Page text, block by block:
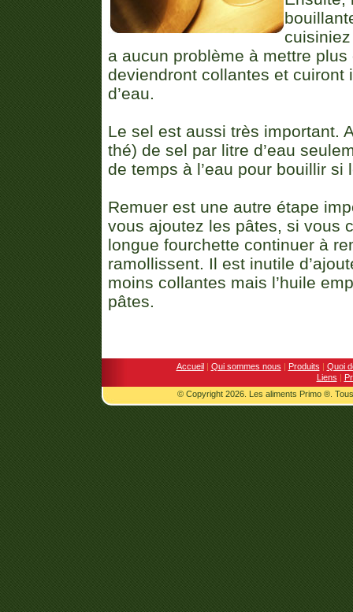
a aucun problème à mettre
deviendront collantes et cuiront
d’eau.
Le sel est aussi très important.
thé) de sel par litre d’eau
de temps à l’eau pour bouillir
Remuer est une autre étape
vous ajoutez les pâtes, si vous
longue fourchette continuer à
ramollissent. Il est inutile
moins collantes mais l’huile
pâtes.
Accueil | Qui sommes nous | Produits | Quoi
Liens |
© Copyright 2026. Les aliments Primo ®.